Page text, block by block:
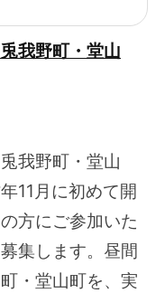
我野町・堂山
我野町・堂山
11月に初めて開
方にご参加いた
集します。昼間
・堂山町を、実